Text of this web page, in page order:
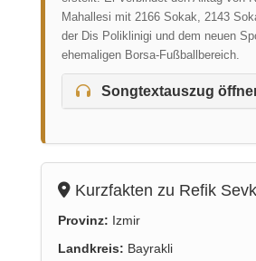
Mahallesi mit 2166 Sokak, 2143
der Dis Poliklinigi und dem neuen
ehemaligen Borsa-Fußballbereich.
Songtextauszug
Kurzfakten zu Refik
Provinz: Izmir
Landkreis: Bayrakli